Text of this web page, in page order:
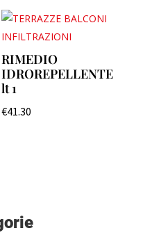
RIMEDIO
IDROREPELLENTE
lt 1
€41.30